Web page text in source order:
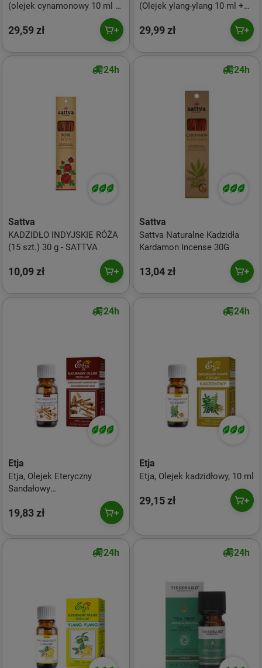
(olejek cynamonowy 10 ml +
pomarańczowy 10 ml) 30 ml
29,59 zł
(Olejek ylang-ylang 10 ml +
złodziei 10ml + bergamotowy
10ml) 30 ml
29,99 zł
24h
Sattva
KADZIDŁO INDYJSKIE RÓŻA
(15 szt.) 30 g - SATTVA
10,09 zł
24h
Sattva
Sattva Naturalne Kadzidła
Kardamon Incense 30G
13,04 zł
24h
Etja
Etja, Olejek Eteryczny
Sandałowy
Zachodnioindyjski, 10 ml
19,83 zł
24h
Etja
Etja, Olejek kadzidłowy, 10 ml
29,15 zł
24h 24h